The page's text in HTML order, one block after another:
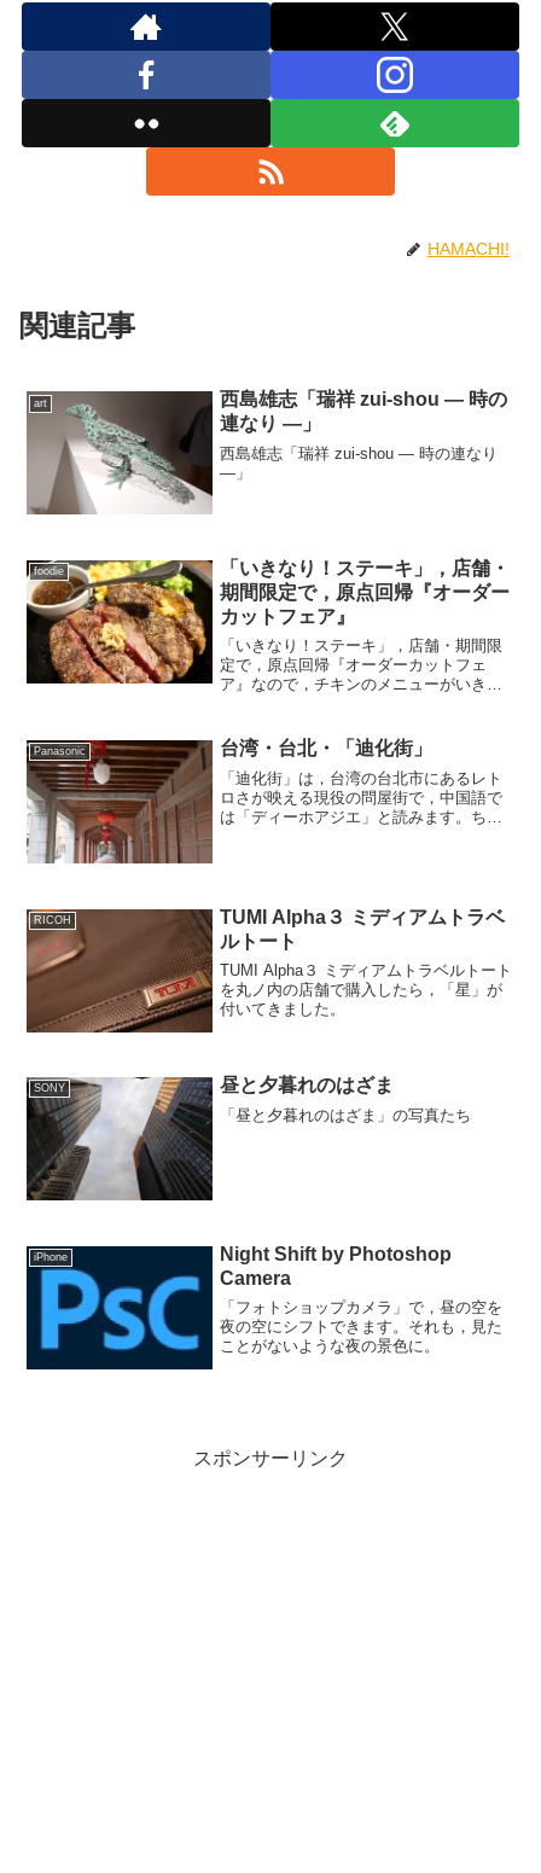
HAMACHI!
関連記事
art
西島雄志「瑞祥 zui-shou ― 時の
連なり ―」
西島雄志「瑞祥 zui-shou ― 時の連なり
―」
foodie
「いきなり！ステーキ」，店舗・
期間限定で，原点回帰『オーダー
カットフェア』
「いきなり！ステーキ」，店舗・期間限
定で，原点回帰『オーダーカットフェ
ア』なので，チキンのメニューがいきな
Panasonic 台湾・台北・「迪化街」
「迪化街」は，台湾の台北市にあるレト
ロさが映える現役の問屋街で，中国語で
は「ディーホアジエ」と読みます。ちな
RICOH
TUMI Alpha３ ミディアムトラベ
ルトート
TUMI Alpha３ ミディアムトラベルトート
を丸ノ内の店舗で購入したら，「星」が
付いてきました。
SONY 昼と夕暮れのはざま
「昼と夕暮れのはざま」の写真たち
iPhone
Night Shift by Photoshop
Camera
「フォトショップカメラ」で，昼の空を
夜の空にシフトできます。それも，見た
ことがないような夜の景色に。
スポンサーリンク